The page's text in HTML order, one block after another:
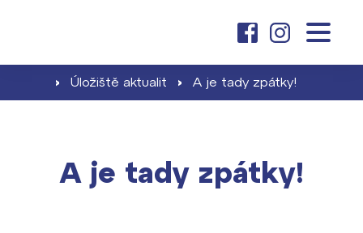
Dny otevřených dveří
Klub absolventů
Proč studovat u nás
› Úložiště aktualit › A je tady zpátky!
A je tady zpátky!